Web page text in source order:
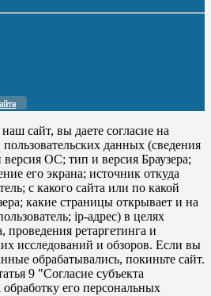
сайт, вы даете согласие на
данных (сведения
ОС; тип и версия Браузера;
его экрана; источник откуда
с какого сайта или по какой
какие страницы открывает и на
ip-адрес) в целях
ретаргетинга и
исследований и обзоров. Если вы
обрабатывались, покиньте сайт.
9 "Согласие субъекта
его персональных